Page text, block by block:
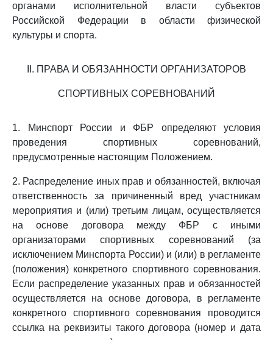
органами исполнительной власти субъектов
Российской Федерации в области физической
культуры и спорта.
II. ПРАВА И ОБЯЗАННОСТИ ОРГАНИЗАТОРОВ
СПОРТИВНЫХ СОРЕВНОВАНИЙ
1. Минспорт России и ФБР определяют условия
проведения спортивных соревнований,
предусмотренные настоящим Положением.
2. Распределение иных прав и обязанностей, включая
ответственность за причиненный вред участникам
мероприятия и (или) третьим лицам, осуществляется
на основе договора между ФБР с иными
организаторами спортивных соревнований (за
исключением Минспорта России) и (или) в регламенте
(положения) конкретного спортивного соревнования.
Если распределение указанных прав и обязанностей
осуществляется на основе договора, в регламенте
конкретного спортивного соревнования проводится
ссылка на реквизиты такого договора (номер и дата